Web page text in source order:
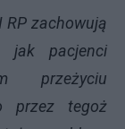
RP zachowują
jak pacjenci
przeżyciu
przez tegoż